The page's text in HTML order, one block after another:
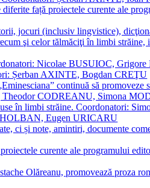
față proiectele curente ale
jocuri (inclusiv lingvistice),
şi celor tălmăciţi în limbi
Nicolae BUSUIOC,
Șerban AXINTE, Bogdan CREŢU
continuă să
Theodor CODREANU, Simona
în limbi străine. Coordonatori:
HOLBAN, Eugen URICARU
ci și note, amintiri, documente
curente ale programului
Olăreanu, promovează proza